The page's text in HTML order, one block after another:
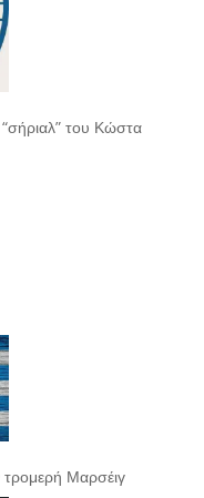
του Κώστα
Μαρσέιγ